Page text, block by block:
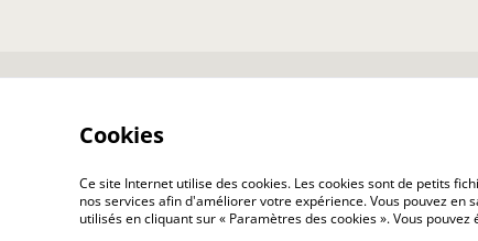
©2026 Minéral O Perles
Cookies
Ce site Internet utilise des cookies. Les cookies sont de petits
nos services afin d'améliorer votre expérience. Vous pouvez en
utilisés en cliquant sur « Paramètres des cookies ». Vous